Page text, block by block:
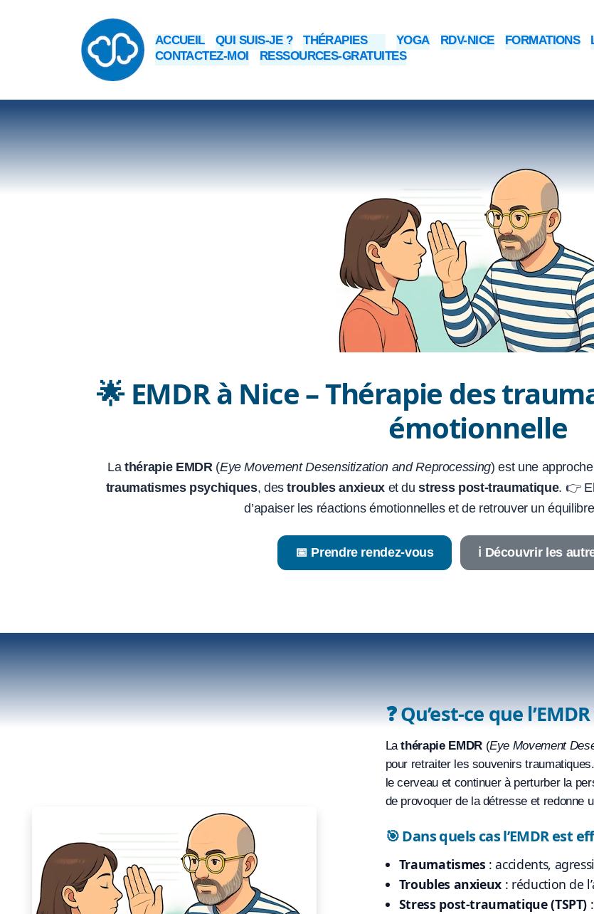
ACCUEIL QUI SUIS-JE ? THÉRAPIES YOGA RDV-NICE FORMATIONS
CONTACTEZ-MOI
RESSOURCES-GRATUITES
🌟 EMDR à Nice – Thérapie des
émotionnelle
Lathérapie EMDR (Eye Movement Desensitization and Reprocessing) est une
traumatismes psychiques, destroubles anxieuxet dustress post-traumatique. 👉
d’apaiser les réactions émotionnelles et de retrouver un
📅 Prendre rendez-vous ℹ️ Découvrir les
❓ Qu’est-ce que l’EMDR
Lathérapie EMDR(Eye Movement
pour retraiter les souvenirs
le cerveau et continuer à perturber la
de provoquer de la détresse et redonne
🎯 Dans quels cas l’EMDR est
Traumatismes : accidents,
Troubles anxieux : réduction de
Stress post-traumatique (TSPT)